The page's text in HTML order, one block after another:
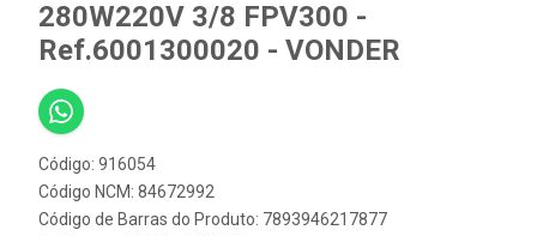
280W220V 3/8 FPV300 -
Ref.6001300020 - VONDER
Código: 916054
Código NCM: 84672992
Código de Barras do Produto: 7893946217877